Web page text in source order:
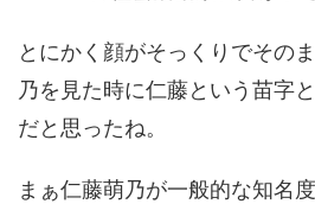
とにかく顔がそっくりでその
乃を見た時に仁藤という苗字
だと思ったね。
まぁ仁藤萌乃が一般的な知名